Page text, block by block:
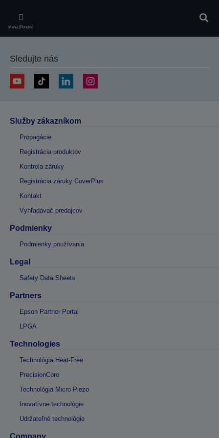
main
content
Menu (Ponuka)
Sledujte nás
Služby zákazníkom
Propagácie
Registrácia produktov
Kontrola záruky
Registrácia záruky CoverPlus
Kontakt
Vyhľadávač predajcov
Podmienky
Podmienky používania
Legal
Safety Data Sheets
Partners
Epson Partner Portal
LPGA
Technologies
Technológia Heat-Free
PrecisionCore
Technológia Micro Piezo
Inovatívne technológie
Udržateľné technológie
Company